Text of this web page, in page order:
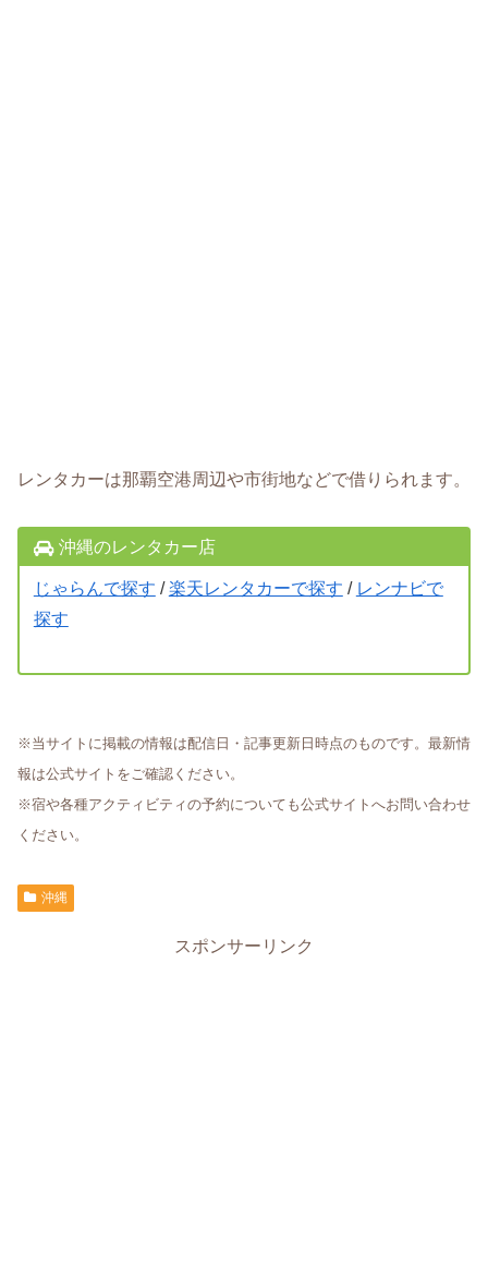
レンタカーは那覇空港周辺や市街地などで借りられます。
沖縄のレンタカー店
じゃらんで探す /楽天レンタカーで探す / レンナビで
探す
※当サイトに掲載の情報は配信日・記事更新日時点のものです。最新情
報は公式サイトをご確認ください。
※宿や各種アクティビティの予約についても公式サイトへお問い合わせ
ください。
沖縄
スポンサーリンク